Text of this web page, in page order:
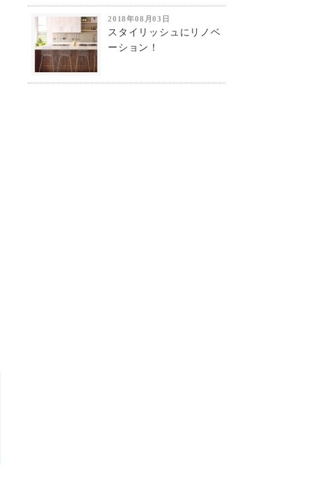
2018年08月03日
スタイリッシュにリノベ
ーション！